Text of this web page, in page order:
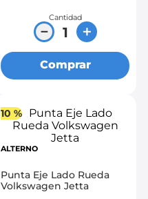
Cantidad
＋
－
Comprar
10 %
ALTERNO
Punta Eje Lado Rueda
Volkswagen Jetta